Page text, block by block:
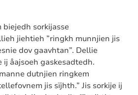
sorkijasse
jiehtieh ”ringkh munnjien jis
dov gaavhtan”. Dellie
åajsoeh gaskesadtedh.
dutnjien ringkem
jis sïjhth.” Jis sorkije ij